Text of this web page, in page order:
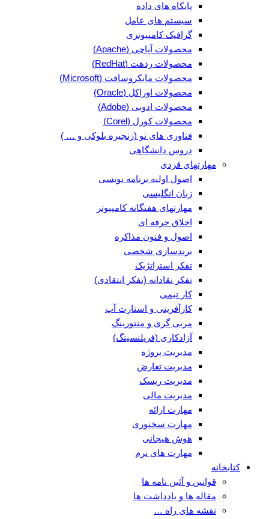
پایکاه های داده
سیستم های عامل
گرافیک کامپیوتری
محصولات آپاچی (Apache)
محصولات ردهت (RedHat)
محصولات مایکروسافت (Microsoft)
محصولات اوراکل (Oracle)
محصولات ادوبی (Adobe)
محصولات کورل (Corel)
فناوری های نو (زنجیره بلوکی و … )
دروس دانشگاهی
مهارتهای فردی
اصول اولیه برنامه نویسی
زبان انگلیسی
مهارتهای هفتگانه کامپیوتر
اخلاق حرفه ای
اصول و فنون مذاکره
برندسازی شخصی
تفکر استراتژیک
تفکر نقادانه (تفکر انتقادی)
کار تیمی
کارآفرینی و استارت آپ
مربی گری و منتورینگ
آزادکاری (فریلنسینگ)
مدیریت پروژه
مدیریت تعارض
مدیریت ریسک
مدیریت مالی
مهارت ارائه
مهارت سخنوری
هوش هیجانی
مهارت های نرم
کتابخانه
قوانین و آئین نامه ها
مقاله ها و یادداشت ها
نقشه های راه …